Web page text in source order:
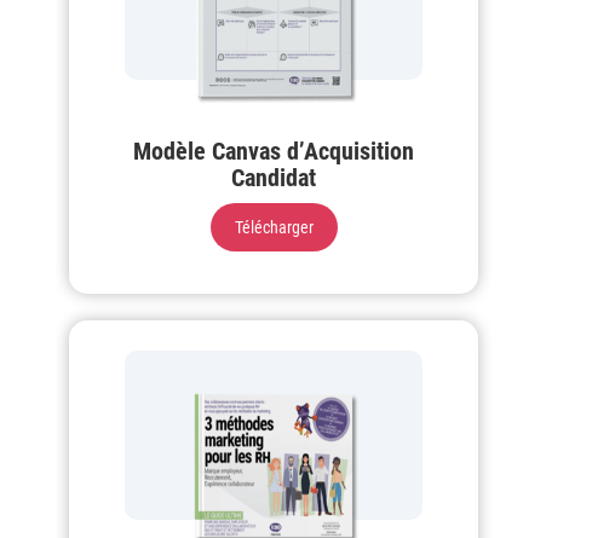
Modèle Canvas d’Acquisition
Candidat
Télécharger